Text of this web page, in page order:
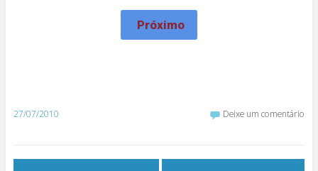
Próximo
27/07/2010 Deixe um comentário